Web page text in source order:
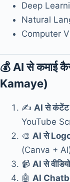
Deep
Natural
Computer
💰 AI से कमाई
Kamaye)
✍️ AI से कंटेंट
YouTube
🎨 AI से
(Canva +
📹 AI से
🤖 AI